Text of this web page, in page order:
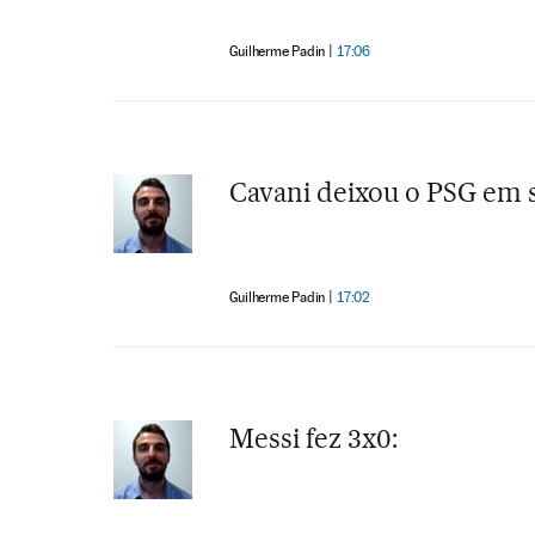
Guilherme Padin 17:06
Cavani deixou o PSG
Guilherme Padin 17:02
Messi fez 3x0: